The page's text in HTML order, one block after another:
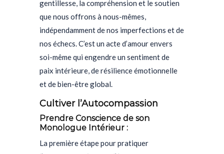
gentillesse, la compréhension et le soutien
que nous offrons à nous-mêmes,
indépendamment de nos imperfections et de
nos échecs. C’est un acte d’amour envers
soi-même qui engendre un sentiment de
paix intérieure, de résilience émotionnelle
et de bien-être global.
Cultiver l’Autocompassion
Prendre Conscience de son
Monologue Intérieur :
La première étape pour pratiquer